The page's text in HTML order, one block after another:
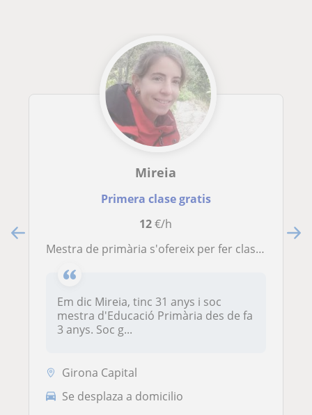
Mireia
Primera clase gratis
12€/h
Mestra de primària s'ofereix per fer classes particulars
Em dic Mireia, tinc 31 anys i soc
mestra d'Educació Primària des de fa
3 anys. Soc g...
Girona Capital
Se desplaza a domicilio